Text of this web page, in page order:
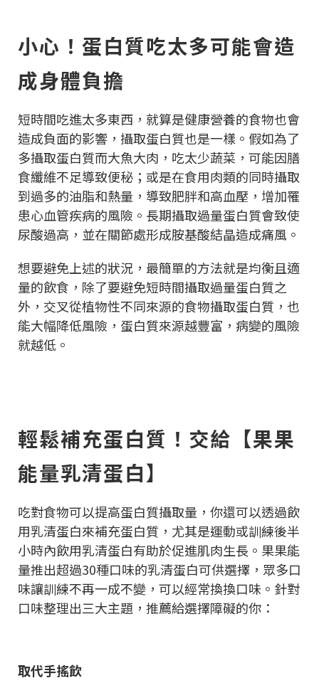
小心！蛋白質吃太多可能會造
成身體負擔
短時間吃進太多東西，就算是健康營養的食物也會
造成負面的影響，攝取蛋白質也是一樣。假如為了
多攝取蛋白質而大魚大肉，吃太少蔬菜，可能因膳
食纖維不足導致便秘；或是在食用肉類的同時攝取
到過多的油脂和熱量，導致肥胖和高血壓，增加罹
患心血管疾病的風險。長期攝取過量蛋白質會致使
尿酸過高，並在關節處形成胺基酸結晶造成痛風。
想要避免上述的狀況，最簡單的方法就是均衡且適
量的飲食，除了要避免短時間攝取過量蛋白質之
外，交叉從植物性不同來源的食物攝取蛋白質，也
能大幅降低風險，蛋白質來源越豐富，病變的風險
就越低。
輕鬆補充蛋白質！交給【果果
能量乳清蛋白】
吃對食物可以提高蛋白質攝取量，你還可以透過飲
用乳清蛋白來補充蛋白質，尤其是運動或訓練後半
小時內飲用乳清蛋白有助於促進肌肉生長。果果能
量推出超過30種口味的乳清蛋白可供選擇，眾多口
味讓訓練不再一成不變，可以經常換換口味。針對
口味整理出三大主題，推薦給選擇障礙的你：
取代手搖飲